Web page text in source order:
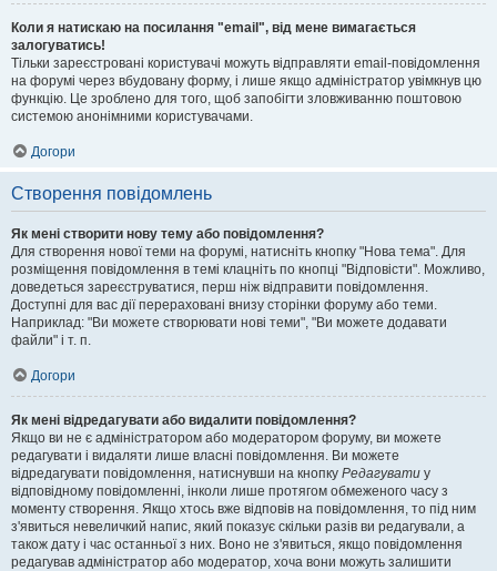
Коли я натискаю на посилання "email", від мене вимагається
залогуватись!
Тільки зареєстровані користувачі можуть відправляти email-повідомлення
на форумі через вбудовану форму, і лише якщо адміністратор увімкнув цю
функцію. Це зроблено для того, щоб запобігти зловживанню поштовою
системою анонімними користувачами.
Догори
Створення повідомлень
Як мені створити нову тему або повідомлення?
Для створення нової теми на форумі, натисніть кнопку "Нова тема". Для
розміщення повідомлення в темі клацніть по кнопці "Відповісти". Можливо,
доведеться зареєструватися, перш ніж відправити повідомлення.
Доступні для вас дії перераховані внизу сторінки форуму або теми.
Наприклад: "Ви можете створювати нові теми", "Ви можете додавати
файли" і т. п.
Догори
Як мені відредагувати або видалити повідомлення?
Якщо ви не є адміністратором або модератором форуму, ви можете
редагувати і видаляти лише власні повідомлення. Ви можете
відредагувати повідомлення, натиснувши на кнопку Редагувати у
відповідному повідомленні, інколи лише протягом обмеженого часу з
моменту створення. Якщо хтось вже відповів на повідомлення, то під ним
з'явиться невеличкий напис, який показує скільки разів ви редагували, а
також дату і час останньої з них. Воно не з'явиться, якщо повідомлення
редагував адміністратор або модератор, хоча вони можуть залишити